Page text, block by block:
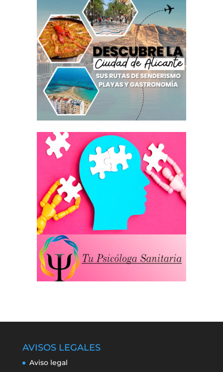
AVISOS LEGALES
Aviso legal